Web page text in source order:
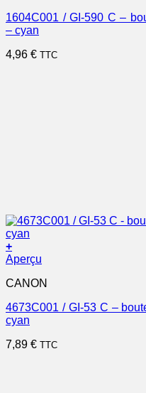
1604C001 / GI-590 C –
– cyan
4,96 € TTC
+
Aperçu
CANON
4673C001 / GI-53 C –
cyan
7,89 € TTC